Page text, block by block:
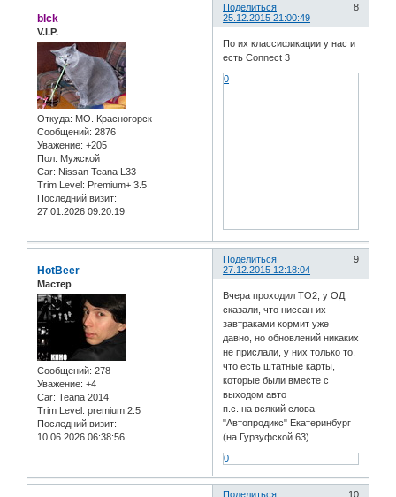
Поделиться
8
25.12.2015 21:00:49
blck
V.I.P.
Откуда: МО. Красногорск
Сообщений: 2876
Уважение: +205
Пол: Мужской
Car: Nissan Teana L33
Trim Level: Premium+ 3.5
Последний визит:
27.01.2026 09:20:19
По их классификации у нас и
есть Connect 3
0
Поделиться
9
27.12.2015 12:18:04
HotBeer
Мастер
Сообщений: 278
Уважение: +4
Car: Teana 2014
Trim Level: premium 2.5
Последний визит:
10.06.2026 06:38:56
Вчера проходил ТО2, у ОД
сказали, что ниссан их
завтраками кормит уже
давно, но обновлений никаких
не прислали, у них только то,
что есть штатные карты,
которые были вместе с
выходом авто
п.с. на всякий слова
"Автопродикс" Екатеринбург
(на Гурзуфской 63).
0
Поделиться 10